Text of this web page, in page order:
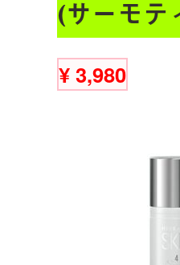
(サーモテ
¥3,980